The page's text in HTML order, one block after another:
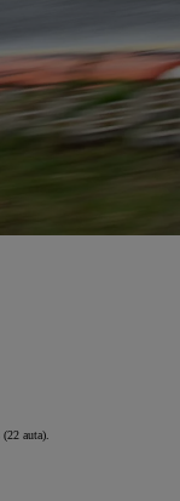
auta).